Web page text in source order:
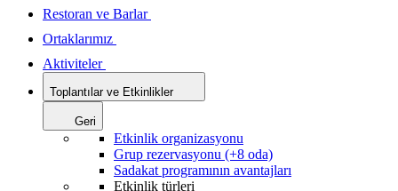
Restoran ve Barlar
Ortaklarımız
Aktiviteler
Toplantılar ve Etkinlikler
Geri
Etkinlik organizasyonu
Grup rezervasyonu (+8 oda)
Sadakat programının avantajları
Etkinlik türleri